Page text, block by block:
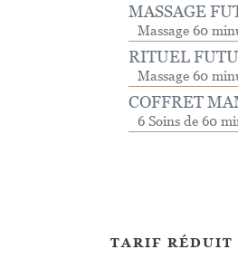
MASSAGE
Massage 60
RITUEL
Massage 60
COFFRET
6 Soins de 60
TARIF